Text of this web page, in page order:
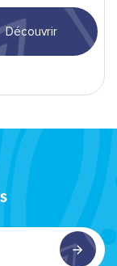
Découvrir